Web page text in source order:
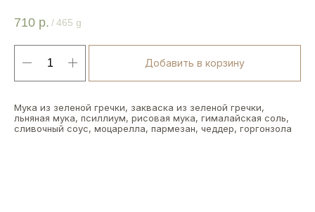
710 р. /465 g
Добавить в корзину
Мука из зеленой гречки, закваска из зеленой гречки,
льняная мука, псиллиум, рисовая мука, гималайская соль,
сливочный соус, моцарелла, пармезан, чеддер, горгонзола